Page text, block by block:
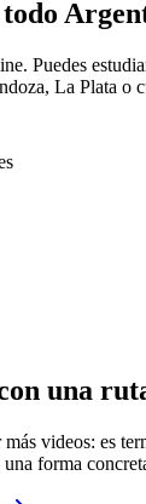
Puedes
La Plata o
una
videos: es
forma